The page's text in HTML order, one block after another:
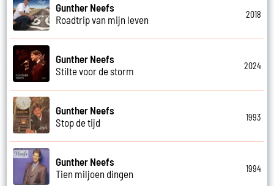
Gunther Neefs
Roadtrip van mijn leven
2018
Gunther Neefs
Stilte voor de storm
2024
Gunther Neefs
Stop de tijd
1993
Gunther Neefs
Tien miljoen dingen
1994